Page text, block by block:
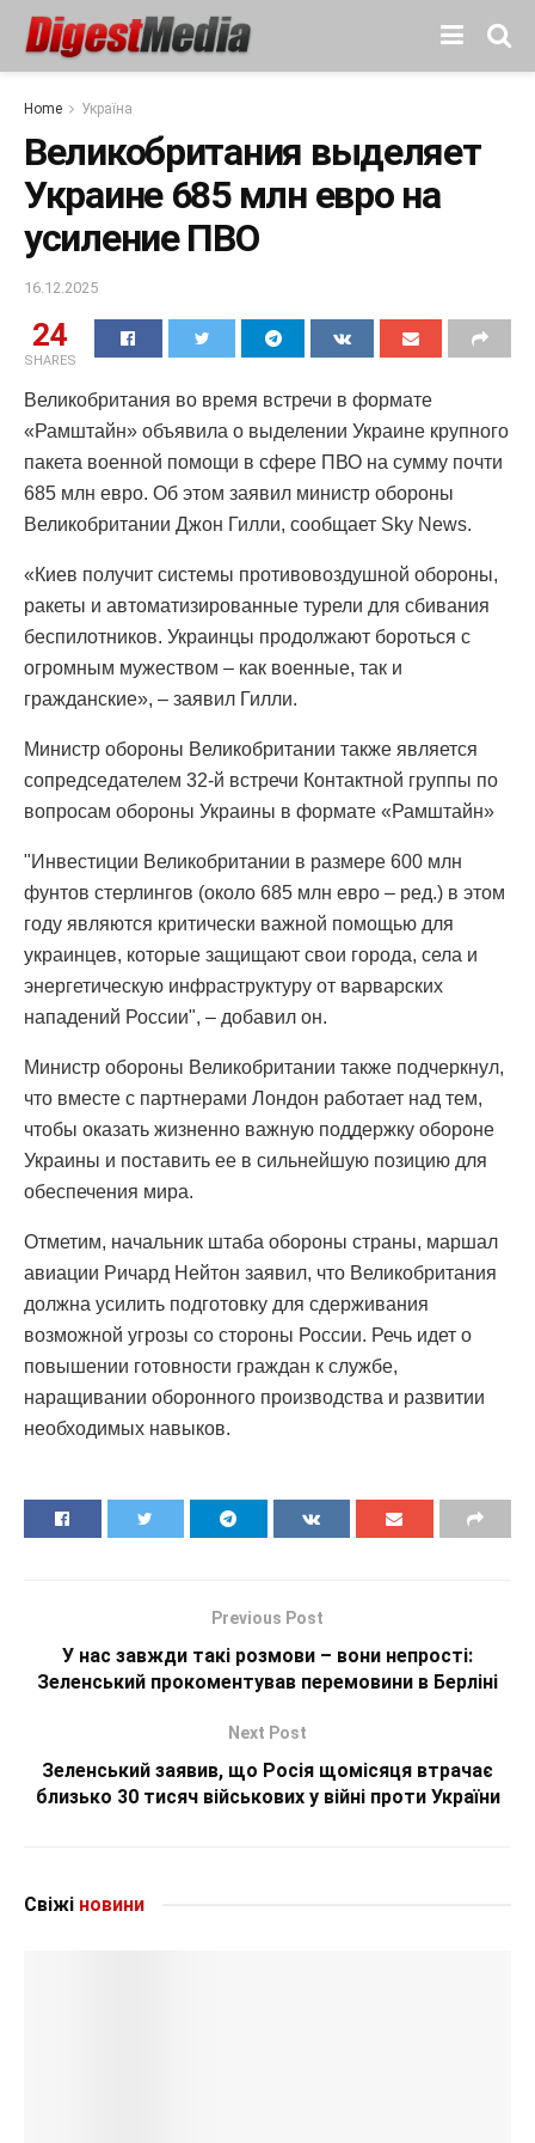
Home Україна
Великобритания выделяет
Украине 685 млн евро на
усиление ПВО
16.12.2025
24
SHARES
Великобритания во время встречи в формате
«Рамштайн» объявила о выделении Украине крупного
пакета военной помощи в сфере ПВО на сумму почти
685 млн евро. Об этом заявил министр обороны
Великобритании Джон Гилли, сообщает Sky News.
«Киев получит системы противовоздушной обороны,
ракеты и автоматизированные турели для сбивания
беспилотников. Украинцы продолжают бороться с
огромным мужеством – как военные, так и
гражданские», – заявил Гилли.
Министр обороны Великобритании также является
сопредседателем 32-й встречи Контактной группы по
вопросам обороны Украины в формате «Рамштайн»
"Инвестиции Великобритании в размере 600 млн
фунтов стерлингов (около 685 млн евро – ред.) в этом
году являются критически важной помощью для
украинцев, которые защищают свои города, села и
энергетическую инфраструктуру от варварских
нападений России", – добавил он.
Министр обороны Великобритании также подчеркнул,
что вместе с партнерами Лондон работает над тем,
чтобы оказать жизненно важную поддержку обороне
Украины и поставить ее в сильнейшую позицию для
обеспечения мира.
Отметим, начальник штаба обороны страны, маршал
авиации Ричард Нейтон заявил, что Великобритания
должна усилить подготовку для сдерживания
возможной угрозы со стороны России. Речь идет о
повышении готовности граждан к службе,
наращивании оборонного производства и развитии
необходимых навыков.
Previous Post
У нас завжди такі розмови – вони непрості:
Зеленський прокоментував перемовини в Берліні
Next Post
Зеленський заявив, що Росія щомісяця втрачає
близько 30 тисяч військових у війні проти України
Свіжі новини